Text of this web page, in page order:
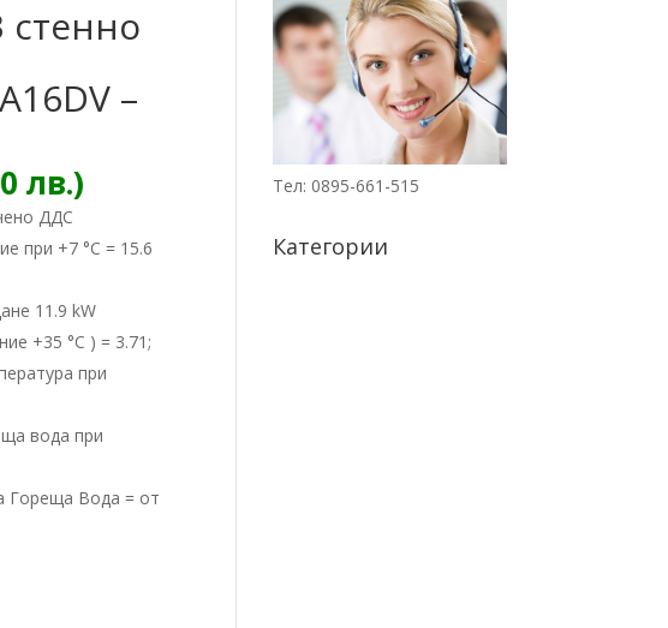
стенно
–
лв.)
ДДС
при +7 °C = 15.6
11.9 kW
+35 °C ) = 3.71;
при
вода при
Гореща Вода = от
Тел: 0895-661-515
Категории